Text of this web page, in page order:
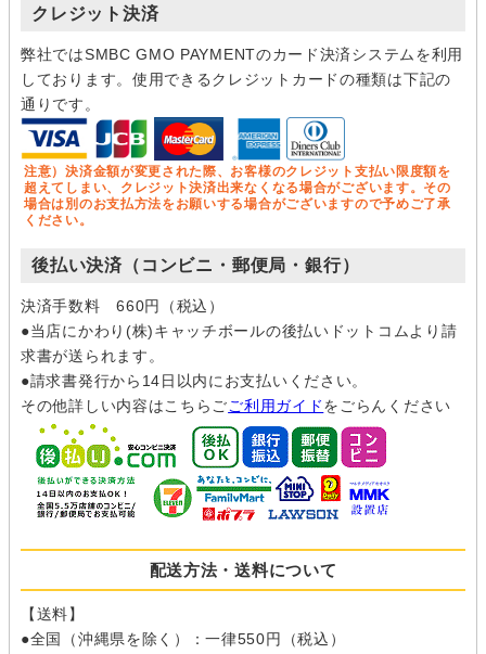
クレジット決済
弊社ではSMBC GMO PAYMENTのカード決済システムを利用
しております。使用できるクレジットカードの種類は下記の
通りです。
注意）決済金額が変更された際、お客様のクレジット支払い限度額を
超えてしまい、クレジット決済出来なくなる場合がございます。その
場合は別のお支払方法をお願いする場合がございますので予めご了承
ください。
後払い決済（コンビニ・郵便局・銀行）
決済手数料 660円（税込）
●当店にかわり(株)キャッチボールの後払いドットコムより請
求書が送られます。
●請求書発行から14日以内にお支払いください。
その他詳しい内容はこちらごご利用ガイドをごらんください
配送方法・送料について
【送料】
●全国（沖縄県を除く）：一律550円（税込）